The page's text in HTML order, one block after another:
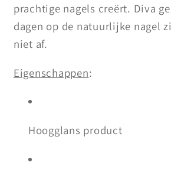
prachtige nagels creërt. Diva
dagen op de natuurlijke nagel
niet af.
Eigenschappen:
Hoogglans product